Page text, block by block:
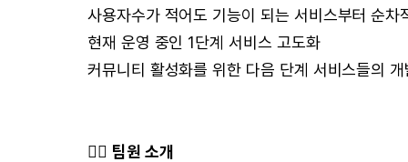
사용자수가 적어도 기능이 되는 서비스부터 순차
현재 운영 중인 1단계 서비스 고도화
커뮤니티 활성화를 위한 다음 단계 서비스들의 개
🙋‍♂ 팀원 소개